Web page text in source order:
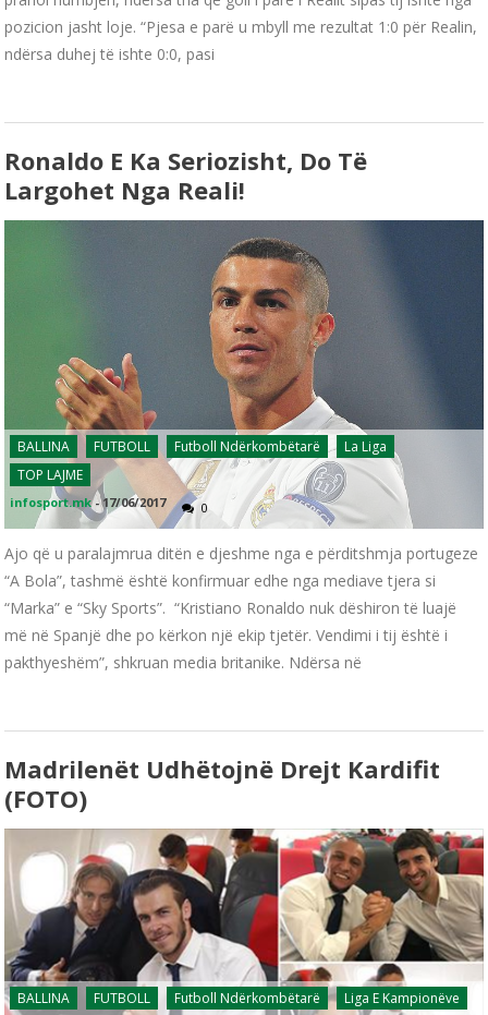
pozicion jasht loje. “Pjesa e parë u mbyll me rezultat 1:0 për Realin,
ndërsa duhej të ishte 0:0, pasi
Ronaldo E Ka Seriozisht, Do Të
Largohet Nga Reali!
BALLINA FUTBOLL Futboll Ndërkombëtarë
La Liga
TOP LAJME
infosport.mk -17/06/2017 0
Ajo që u paralajmrua ditën e djeshme nga e përditshmja portugeze
“A Bola”, tashmë është konfirmuar edhe nga mediave tjera si
“Marka” e “Sky Sports”. “Kristiano Ronaldo nuk dëshiron të luajë
më në Spanjë dhe po kërkon një ekip tjetër. Vendimi i tij është i
pakthyeshëm”, shkruan media britanike. Ndërsa në
Madrilenët Udhëtojnë Drejt Kardifit
(FOTO)
BALLINA FUTBOLL Futboll Ndërkombëtarë Liga E Kampionëve